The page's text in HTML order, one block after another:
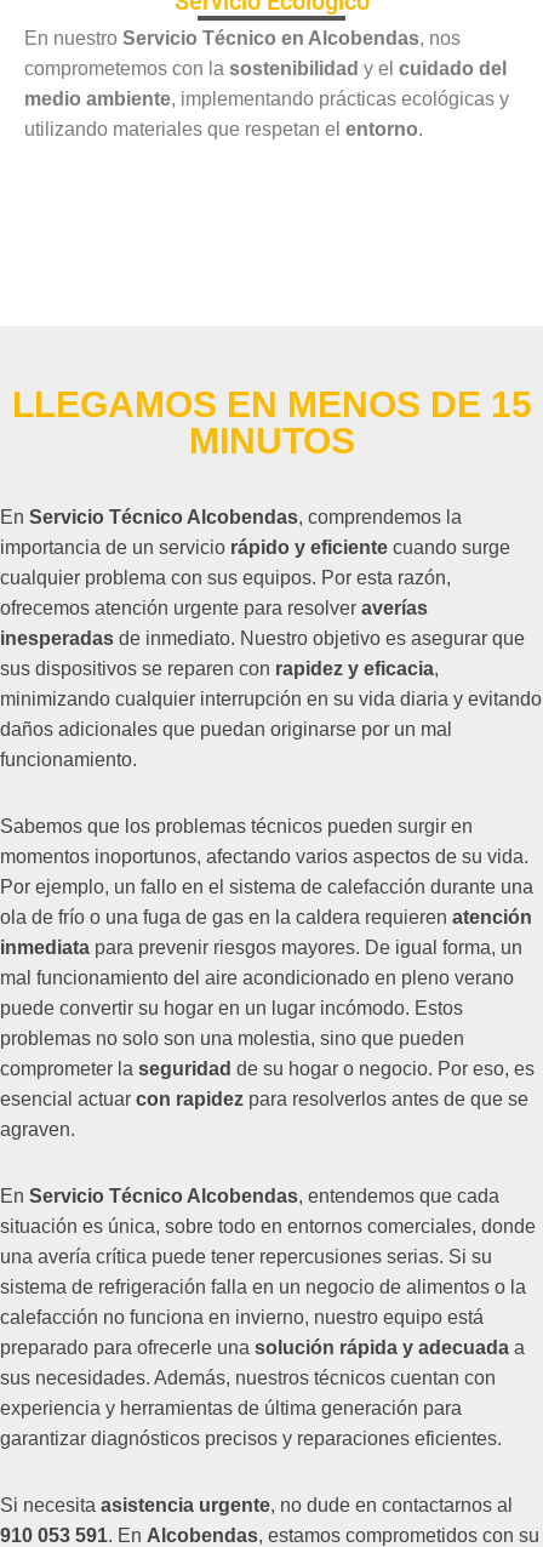
En nuestro Servicio Técnico en Alcobendas, nos
comprometemos con la sostenibilidad y el cuidado del
medio ambiente, implementando prácticas ecológicas y
utilizando materiales que respetan el entorno.
LLEGAMOS EN MENOS DE 15
MINUTOS
En Servicio Técnico Alcobendas, comprendemos la
importancia de un servicio rápido y eficiente cuando surge
cualquier problema con sus equipos. Por esta razón,
ofrecemos atención urgente para resolver averías
inesperadas de inmediato. Nuestro objetivo es asegurar que
sus dispositivos se reparen con rapidez y eficacia,
minimizando cualquier interrupción en su vida diaria y evitando
daños adicionales que puedan originarse por un mal
funcionamiento.
Sabemos que los problemas técnicos pueden surgir en
momentos inoportunos, afectando varios aspectos de su vida.
Por ejemplo, un fallo en el sistema de calefacción durante una
ola de frío o una fuga de gas en la caldera requieren atención
inmediata para prevenir riesgos mayores. De igual forma, un
mal funcionamiento del aire acondicionado en pleno verano
puede convertir su hogar en un lugar incómodo. Estos
problemas no solo son una molestia, sino que pueden
comprometer la seguridad de su hogar o negocio. Por eso, es
esencial actuar con rapidez para resolverlos antes de que se
agraven.
En Servicio Técnico Alcobendas, entendemos que cada
situación es única, sobre todo en entornos comerciales, donde
una avería crítica puede tener repercusiones serias. Si su
sistema de refrigeración falla en un negocio de alimentos o la
calefacción no funciona en invierno, nuestro equipo está
preparado para ofrecerle una solución rápida y adecuada a
sus necesidades. Además, nuestros técnicos cuentan con
experiencia y herramientas de última generación para
garantizar diagnósticos precisos y reparaciones eficientes.
Si necesita asistencia urgente, no dude en contactarnos al
910 053 591. En Alcobendas, estamos comprometidos con su